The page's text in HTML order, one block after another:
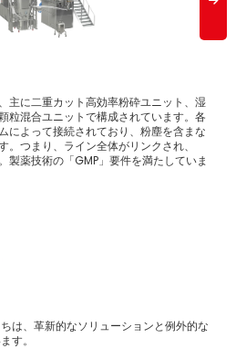
主に二重カット高効率粉砕ユニット、湿
粒混合ユニットで構成されています。各
によって接続されており、粉塵を含まな
つまり、ライン全体がリンクされ、
製薬技術の「GMP」要件を満たしていま
は、革新的なソリューションと例外的な
す。